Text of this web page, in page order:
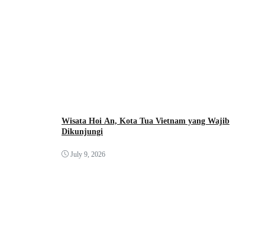
Wisata Hoi An, Kota Tua Vietnam yang Wajib
Dikunjungi
July 9, 2026